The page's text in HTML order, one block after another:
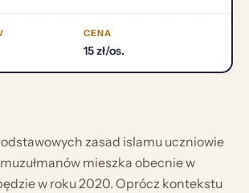
CENA
15 zł/os.
zasad islamu uczniowie
mieszka obecnie w
w roku 2020. Oprócz kontekstu